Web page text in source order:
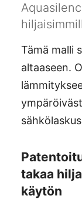
Tämä malli
altaaseen.
takaa
käytön